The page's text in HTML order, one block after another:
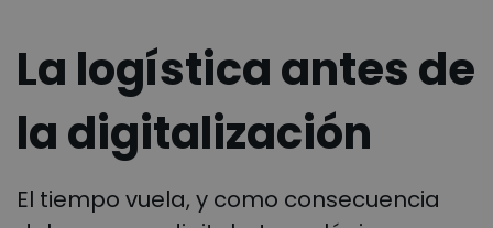
La logística antes de
la digitalización
El tiempo vuela, y como consecuencia